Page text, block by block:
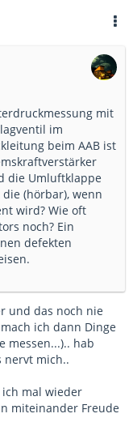
mit
im
beim AAB ist
die Umluftklappe
(hörbar), wenn
wird? Wie oft
noch? Ein
defekten
und das noch nie
ich dann Dinge
messen...).. hab
nervt mich..
mal wieder
miteinander Freude